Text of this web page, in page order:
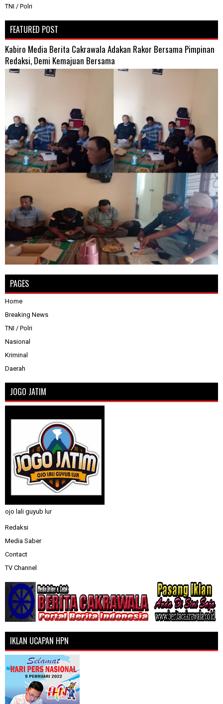
TNI / Polri
FEATURED POST
Kabiro Media Berita Cakrawala Adakan Rakor Bersama Pimpinan
Redaksi, Demi Kemajuan Bersama
PAGES
Home
Breaking News
TNI / Polri
Nasional
Kriminal
Daerah
JOGO JATIM
ojo lali guyub lur
Redaksi
Media Saber
Contact
TV Channel
IKLAN UCAPAN HPN